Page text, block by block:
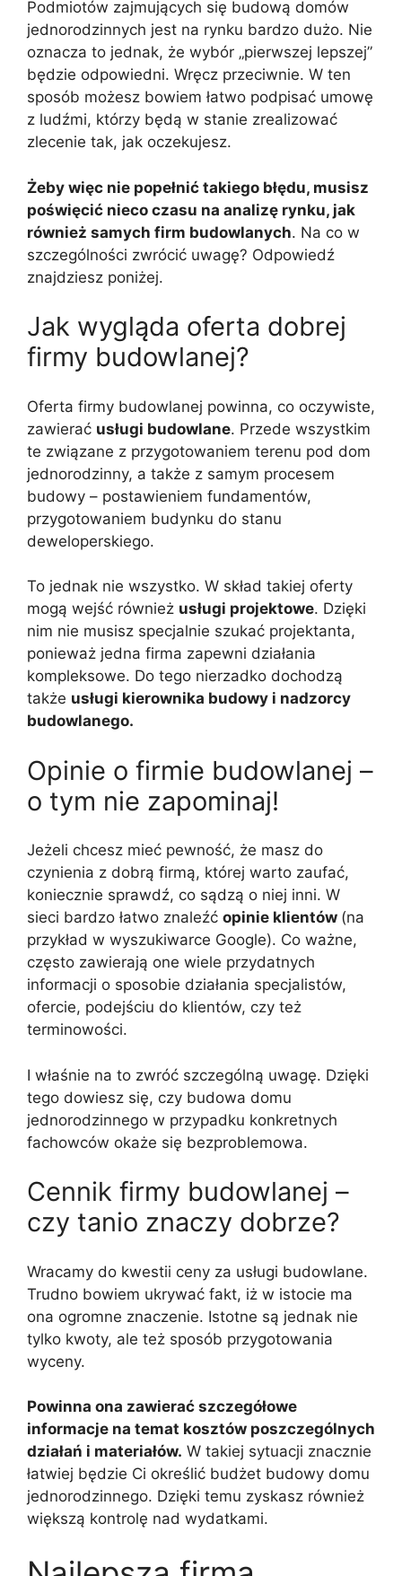
Podmiotów zajmujących się budową domów
jednorodzinnych jest na rynku bardzo dużo. Nie
oznacza to jednak, że wybór „pierwszej lepszej”
będzie odpowiedni. Wręcz przeciwnie. W ten
sposób możesz bowiem łatwo podpisać umowę
z ludźmi, którzy będą w stanie zrealizować
zlecenie tak, jak oczekujesz.
Żeby więc nie popełnić takiego błędu, musisz
poświęcić nieco czasu na analizę rynku, jak
również samych firm budowlanych. Na co w
szczególności zwrócić uwagę? Odpowiedź
znajdziesz poniżej.
Jak wygląda oferta dobrej
firmy budowlanej?
Oferta firmy budowlanej powinna, co oczywiste,
zawierać usługi budowlane. Przede wszystkim
te związane z przygotowaniem terenu pod dom
jednorodzinny, a także z samym procesem
budowy – postawieniem fundamentów,
przygotowaniem budynku do stanu
deweloperskiego.
To jednak nie wszystko. W skład takiej oferty
mogą wejść również usługi projektowe. Dzięki
nim nie musisz specjalnie szukać projektanta,
ponieważ jedna firma zapewni działania
kompleksowe. Do tego nierzadko dochodzą
także usługi kierownika budowy i nadzorcy
budowlanego.
Opinie o firmie budowlanej –
o tym nie zapominaj!
Jeżeli chcesz mieć pewność, że masz do
czynienia z dobrą firmą, której warto zaufać,
koniecznie sprawdź, co sądzą o niej inni. W
sieci bardzo łatwo znaleźć opinie klientów (na
przykład w wyszukiwarce Google). Co ważne,
często zawierają one wiele przydatnych
informacji o sposobie działania specjalistów,
ofercie, podejściu do klientów, czy też
terminowości.
I właśnie na to zwróć szczególną uwagę. Dzięki
tego dowiesz się, czy budowa domu
jednorodzinnego w przypadku konkretnych
fachowców okaże się bezproblemowa.
Cennik firmy budowlanej –
czy tanio znaczy dobrze?
Wracamy do kwestii ceny za usługi budowlane.
Trudno bowiem ukrywać fakt, iż w istocie ma
ona ogromne znaczenie. Istotne są jednak nie
tylko kwoty, ale też sposób przygotowania
wyceny.
Powinna ona zawierać szczegółowe
informacje na temat kosztów poszczególnych
działań i materiałów. W takiej sytuacji znacznie
łatwiej będzie Ci określić budżet budowy domu
jednorodzinnego. Dzięki temu zyskasz również
większą kontrolę nad wydatkami.